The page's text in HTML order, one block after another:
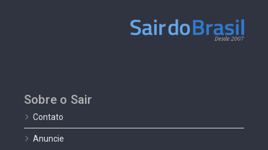
Sobre o Sair
Contato
Anuncie